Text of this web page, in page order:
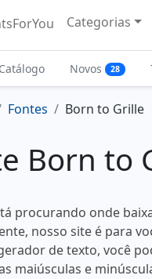
Categorias
Catálogo Novos 28
Fontes Born to Grille
Born to
procurando onde
nosso site é para
de texto, você
maiúsculas e